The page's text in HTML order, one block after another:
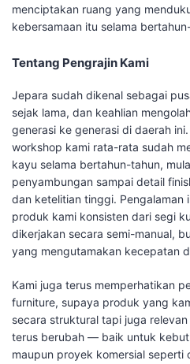
menciptakan ruang yang
kebersamaan itu selama
Tentang Pengrajin Kami
Jepara sudah dikenal sebagai
sejak lama, dan keahlian
generasi ke generasi di daerah
workshop kami rata-rata sudah
kayu selama bertahun-tahun,
penyambungan sampai detail
dan ketelitian tinggi. Pengalaman
produk kami konsisten dari segi
dikerjakan secara semi-manual,
yang mengutamakan kecepatan
Kami juga terus memperhatikan
furniture, supaya produk yang
secara struktural tapi juga
terus berubah — baik untuk
maupun proyek komersial